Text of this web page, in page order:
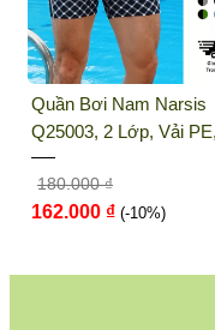
Điện thoại:
033
Website:http://
Hướng dẫn mua
https://
Kiểm tra đơn hàng:
https://
Chính sách đổi
BỘ HÈ NAM E0001
CHẤT LIỆU
DỄ CHỊU, THOẢI
NGÀY, DỄ VẬN
395.000 ₫
355.500 ₫(-10%)